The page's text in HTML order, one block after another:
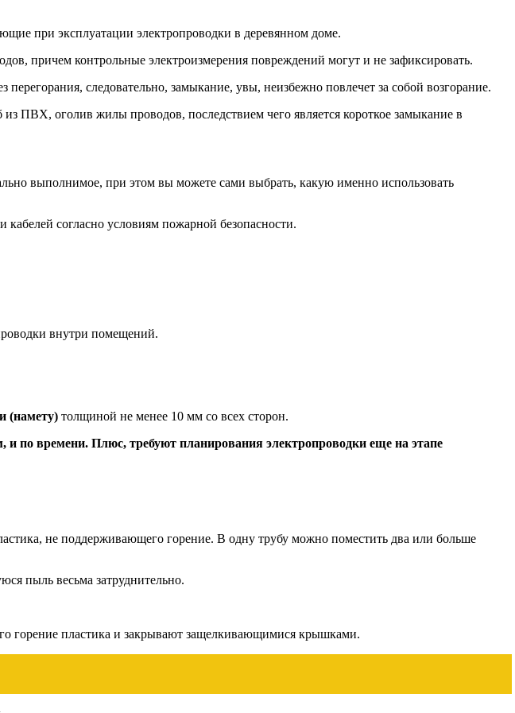
при эксплуатации электропроводки в деревянном доме.
причем контрольные электроизмерения повреждений могут и не зафиксировать.
следовательно, замыкание, увы, неизбежно повлечет за собой возгорание.
ПВХ, оголив жилы проводов, последствием чего является короткое замыкание в
выполнимое, при этом вы можете сами выбрать, какую именно использовать
согласно условиям пожарной безопасности.
внутри помещений.
(намету) толщиной не менее 10 мм со всех сторон.
и по времени. Плюс, требуют планирования электропроводки еще на этапе
не поддерживающего горение. В одну трубу можно поместить два или больше
пыль весьма затруднительно.
горение пластика и закрывают защелкивающимися крышками.